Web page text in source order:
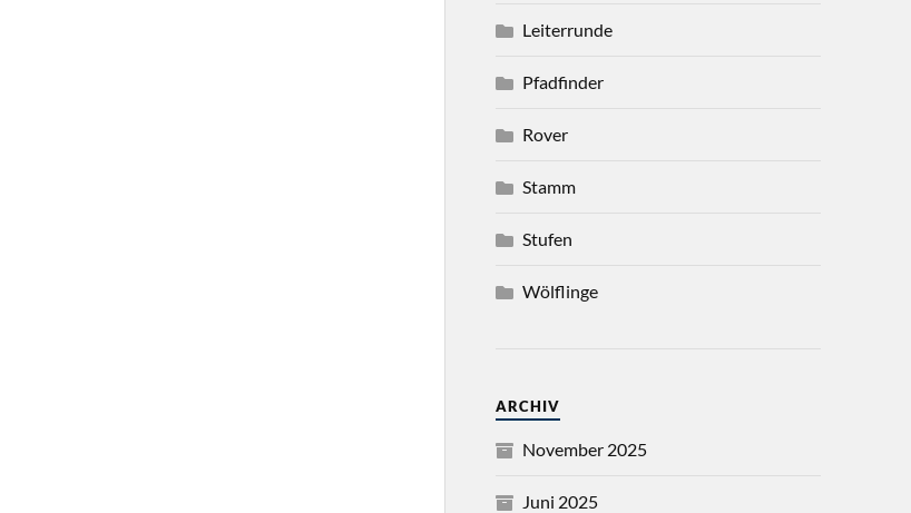
Leiterrunde
Pfadfinder
Rover
Stamm
Stufen
Wölflinge
ARCHIV
November 2025
Juni 2025